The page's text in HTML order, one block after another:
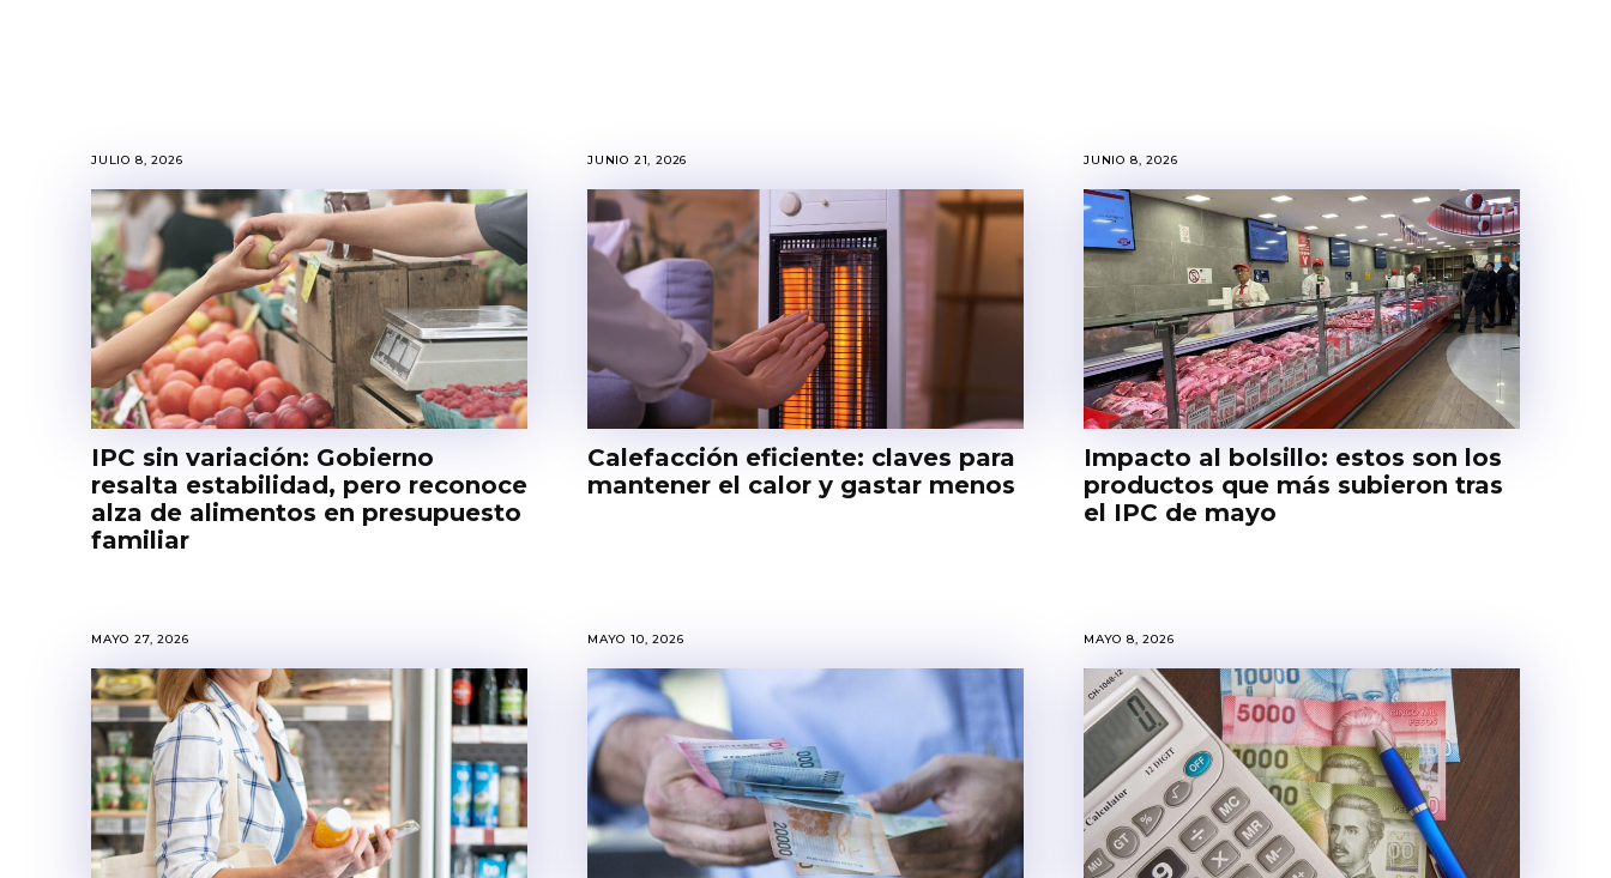
JULIO 8, 2026
IPC sin variación: Gobierno
resalta estabilidad, pero reconoce
alza de alimentos en presupuesto
familiar
JUNIO 21, 2026
Calefacción eficiente: claves para
mantener el calor y gastar menos
JUNIO 8, 2026
Impacto al bolsillo: estos son los
productos que más subieron tras
el IPC de mayo
MAYO 27, 2026 MAYO 10, 2026 MAYO 8, 2026